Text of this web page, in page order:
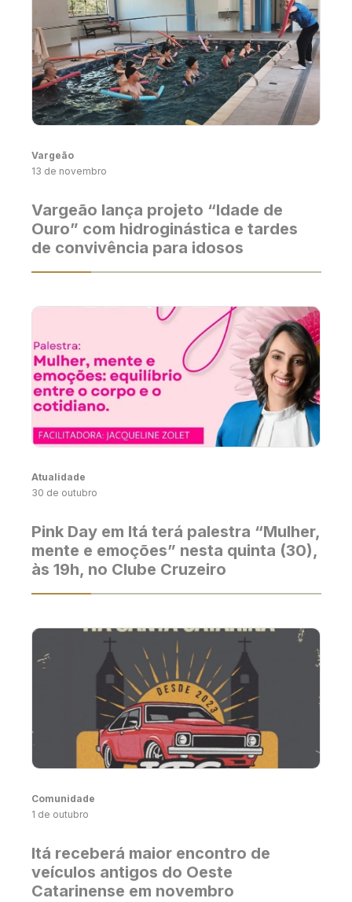
Vargeão
13 de novembro
Vargeão lança projeto “Idade de
Ouro” com hidroginástica e tardes
de convivência para idosos
Atualidade
30 de outubro
Pink Day em Itá terá palestra “Mulher,
mente e emoções” nesta quinta (30),
às 19h, no Clube Cruzeiro
Comunidade
1 de outubro
Itá receberá maior encontro de
veículos antigos do Oeste
Catarinense em novembro